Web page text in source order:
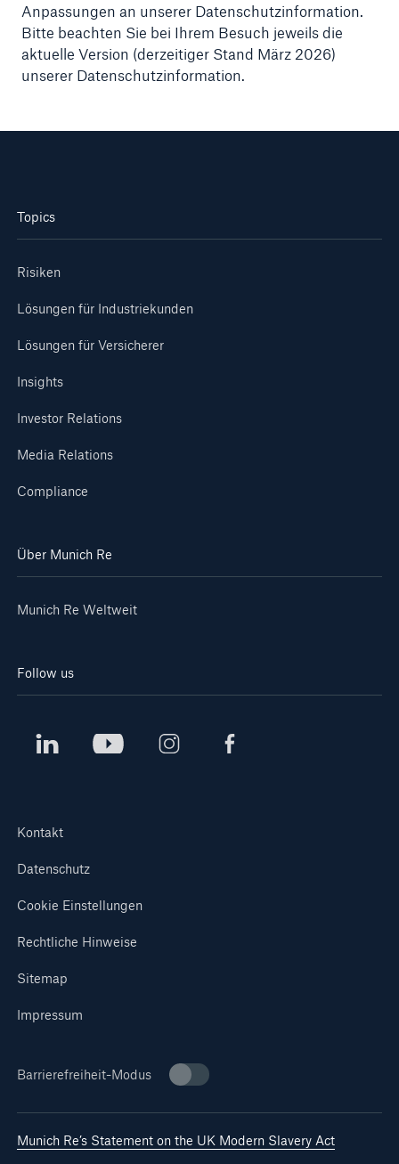
Anpassungen an unserer Datenschutzinformation.
Bitte beachten Sie bei Ihrem Besuch jeweils die
aktuelle Version (derzeitiger Stand März 2026)
unserer Datenschutzinformation.
Topics
Risiken
Lösungen für Industriekunden
Lösungen für Versicherer
Insights
Investor Relations
Media Relations
Compliance
Über Munich Re
Munich Re Weltweit
Follow us
Kontakt
Datenschutz
Cookie Einstellungen
Rechtliche Hinweise
Sitemap
Impressum
Barrierefreiheit-Modus
Munich Re’s Statement on the UK Modern Slavery Act